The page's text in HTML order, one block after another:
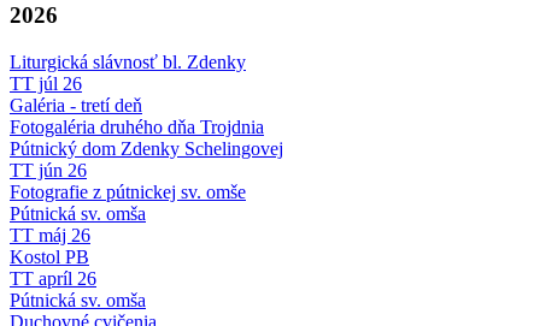
2026
Liturgická slávnosť bl. Zdenky
TT júl 26
Galéria - tretí deň
Fotogaléria druhého dňa Trojdnia
Pútnický dom Zdenky Schelingovej
TT jún 26
Fotografie z pútnickej sv. omše
Pútnická sv. omša
TT máj 26
Kostol PB
TT apríl 26
Pútnická sv. omša
Duchovné cvičenia